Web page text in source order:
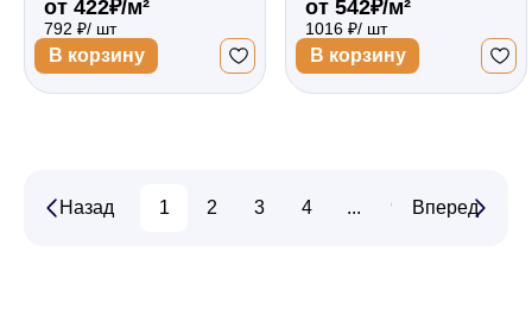
коричневый)
1500*1250*0,35
односторонний
ламинированный
от 422₽/м²
792 ₽/ шт
В корзину
коричневый)
1500*1250*0,45
двухсторонний
ламинированный
от 542₽/м²
1016 ₽/ шт
В корзину
Назад 1 2 3 4 ... 90 91
Вперед